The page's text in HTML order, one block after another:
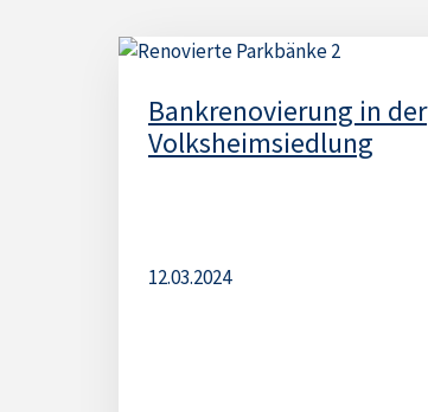
Bankrenovierung in der
Volksheimsiedlung
12.03.2024